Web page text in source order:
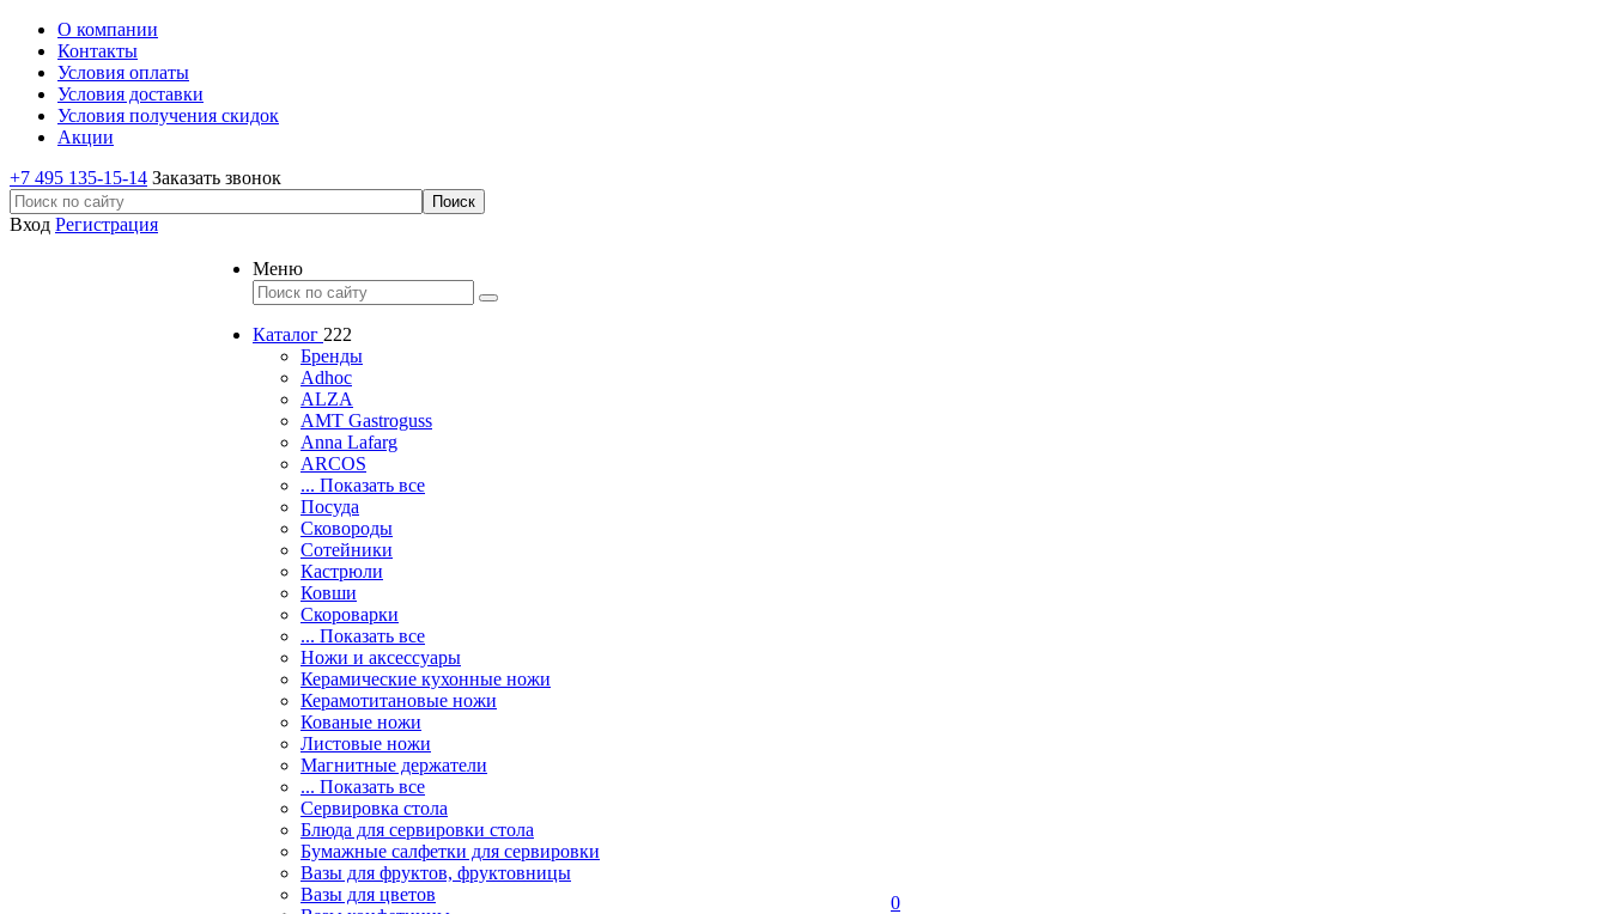
О компании
Контакты
Условия оплаты
Условия доставки
Условия получения скидок
Акции
+7 495 135-15-14 Заказать звонок
Вход Регистрация
Меню
Каталог 222
Бренды
Adhoc
ALZA
AMT Gastroguss
Anna Lafarg
ARCOS
... Показать все
Посуда
Сковороды
Сотейники
Кастрюли
Ковши
Скороварки
... Показать все
Ножи и аксессуары
Керамические кухонные ножи
Керамотитановые ножи
Кованые ножи
Листовые ножи
Магнитные держатели
... Показать все
Сервировка стола
Блюда для сервировки стола
Бумажные салфетки для сервировки
Вазы для фруктов, фруктовницы
Вазы для цветов
0